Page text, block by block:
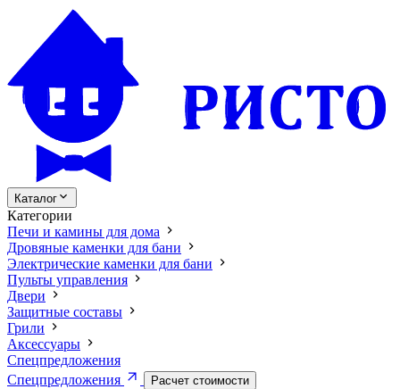
Каталог
Категории
Печи и камины для дома
Дровяные каменки для бани
Электрические каменки для бани
Пульты управления
Двери
Защитные составы
Грили
Аксессуары
Спецпредложения
Спецпредложения
Расчет стоимости